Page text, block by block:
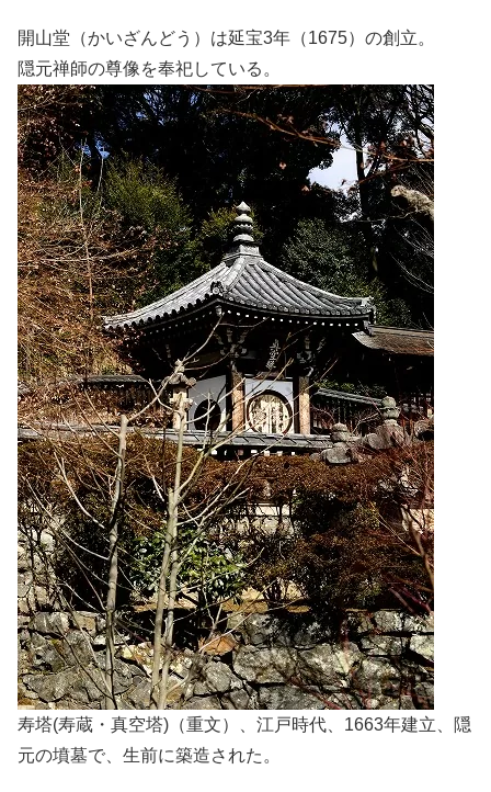
開山堂（かいざんどう）は延宝3年（1675）の創立。
隠元禅師の尊像を奉祀している。
寿塔(寿蔵・真空塔)（重文）、江戸時代、1663年建立、隠
元の墳墓で、生前に築造された。